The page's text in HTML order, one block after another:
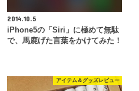
2014.10.5
iPhone5の「Siri」に極めて無駄
で、馬鹿げた言葉をかけてみた！
アイテム＆グッズレビュー